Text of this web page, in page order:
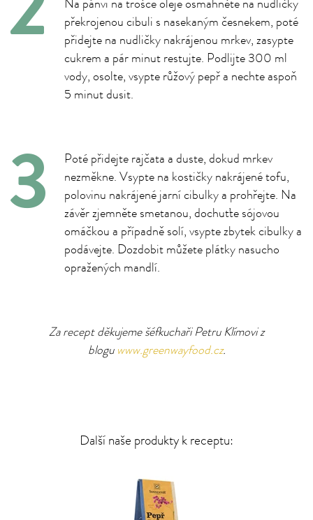
Na pánvi na trošce oleje osmahněte na nudličky
překrojenou cibuli s nasekaným česnekem, poté
přidejte na nudličky nakrájenou mrkev, zasypte
cukrem a pár minut restujte. Podlijte 300 ml
vody, osolte, vsypte růžový pepř a nechte aspoň
5 minut dusit.
Poté přidejte rajčata a duste, dokud mrkev
nezměkne. Vsypte na kostičky nakrájené tofu,
polovinu nakrájené jarní cibulky a prohřejte. Na
závěr zjemněte smetanou, dochuťte sójovou
omáčkou a případně solí, vsypte zbytek cibulky a
podávejte. Dozdobit můžete plátky nasucho
opražených mandlí.
Za recept děkujeme šéfkuchaři Petru Klímovi z
blogu www.greenwayfood.cz.
Další naše produkty k receptu: